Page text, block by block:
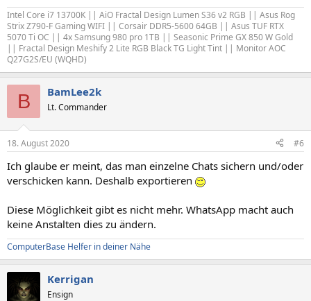
Intel Core i7 13700K || AiO Fractal Design Lumen S36 v2 RGB || Asus Rog
Strix Z790-F Gaming WIFI || Corsair DDR5-5600 64GB || Asus TUF RTX
5070 Ti OC || 4x Samsung 980 pro 1TB || Seasonic Prime GX 850 W Gold
|| Fractal Design Meshify 2 Lite RGB Black TG Light Tint || Monitor AOC
Q27G2S/EU (WQHD)
B BamLee2k
Lt. Commander
18. August 2020 #6
Ich glaube er meint, das man einzelne Chats sichern und/oder
verschicken kann. Deshalb exportieren
Diese Möglichkeit gibt es nicht mehr. WhatsApp macht auch
keine Anstalten dies zu ändern.
ComputerBase Helfer in deiner Nähe
Kerrigan
Ensign